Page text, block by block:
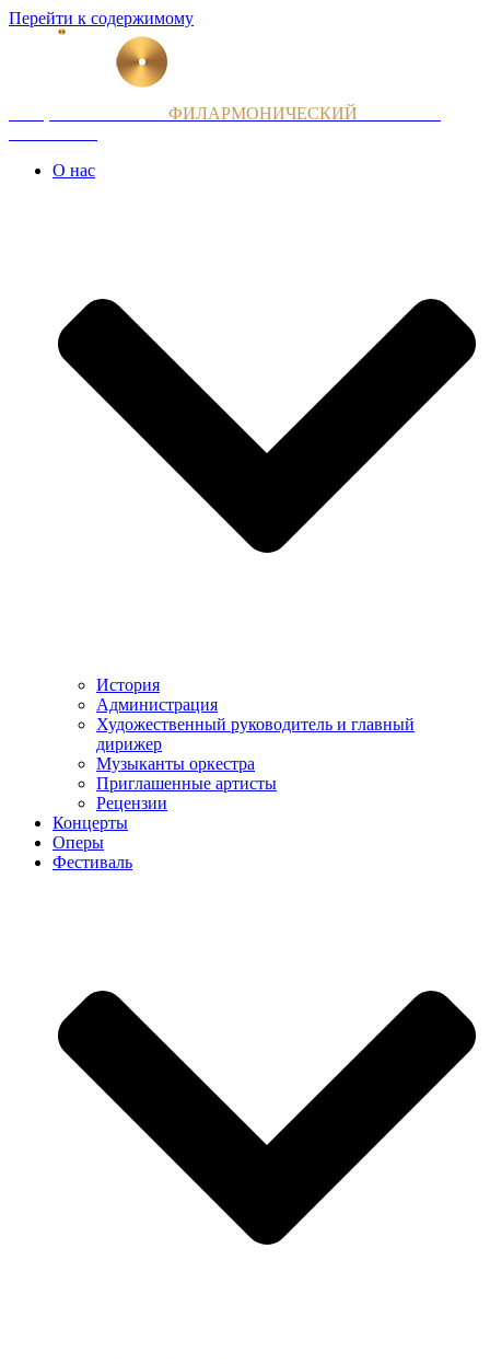
Перейти к содержимому
ФИЛАРМОНИЧЕСКИЙ
О нас
История
Администрация
Художественный руководитель и главный
дирижер
Музыканты оркестра
Приглашенные артисты
Рецензии
Концерты
Оперы
Фестиваль